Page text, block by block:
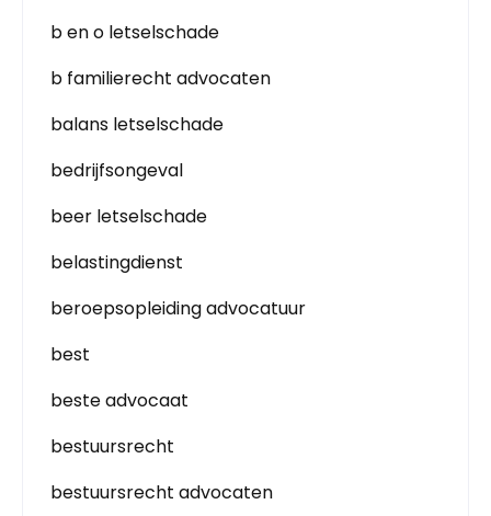
b en o letselschade
b familierecht advocaten
balans letselschade
bedrijfsongeval
beer letselschade
belastingdienst
beroepsopleiding advocatuur
best
beste advocaat
bestuursrecht
bestuursrecht advocaten